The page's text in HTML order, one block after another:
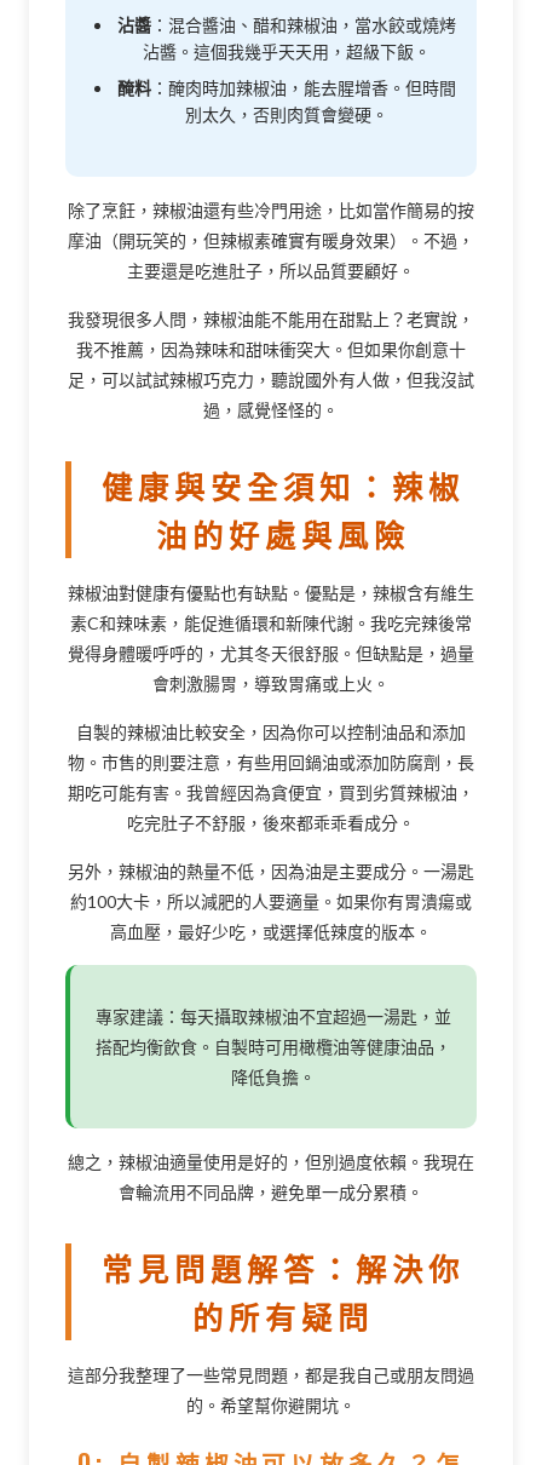
沾醬：混合醬油、醋和辣椒油，當水餃或燒烤
沾醬。這個我幾乎天天用，超級下飯。
醃料：醃肉時加辣椒油，能去腥增香。但時間
別太久，否則肉質會變硬。
除了烹飪，辣椒油還有些冷門用途，比如當作簡易的按
摩油（開玩笑的，但辣椒素確實有暖身效果）。不過，
主要還是吃進肚子，所以品質要顧好。
我發現很多人問，辣椒油能不能用在甜點上？老實說，
我不推薦，因為辣味和甜味衝突大。但如果你創意十
足，可以試試辣椒巧克力，聽說國外有人做，但我沒試
過，感覺怪怪的。
健康與安全須知：辣椒
油的好處與風險
辣椒油對健康有優點也有缺點。優點是，辣椒含有維生
素C和辣味素，能促進循環和新陳代謝。我吃完辣後常
覺得身體暖呼呼的，尤其冬天很舒服。但缺點是，過量
會刺激腸胃，導致胃痛或上火。
自製的辣椒油比較安全，因為你可以控制油品和添加
物。市售的則要注意，有些用回鍋油或添加防腐劑，長
期吃可能有害。我曾經因為貪便宜，買到劣質辣椒油，
吃完肚子不舒服，後來都乖乖看成分。
另外，辣椒油的熱量不低，因為油是主要成分。一湯匙
約100大卡，所以減肥的人要適量。如果你有胃潰瘍或
高血壓，最好少吃，或選擇低辣度的版本。
專家建議：每天攝取辣椒油不宜超過一湯匙，並
搭配均衡飲食。自製時可用橄欖油等健康油品，
降低負擔。
總之，辣椒油適量使用是好的，但別過度依賴。我現在
會輪流用不同品牌，避免單一成分累積。
常見問題解答：解決你
的所有疑問
這部分我整理了一些常見問題，都是我自己或朋友問過
的。希望幫你避開坑。